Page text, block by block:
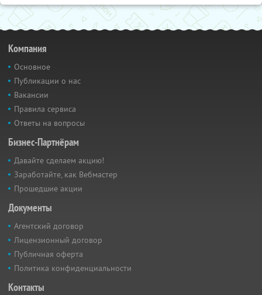
Компания
Основное
Публикации о нас
Вакансии
Правила сервиса
Ответы на вопросы
Бизнес-Партнёрам
Давайте сделаем акцию!
Заработайте, как Вебмастер
Прошедшие акции
Документы
Агентский договор
Лицензионный договор
Публичная оферта
Политика конфиденциальности
Контакты